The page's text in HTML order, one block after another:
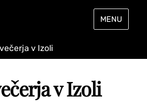
MENU
večerja v Izoli
v Izoli